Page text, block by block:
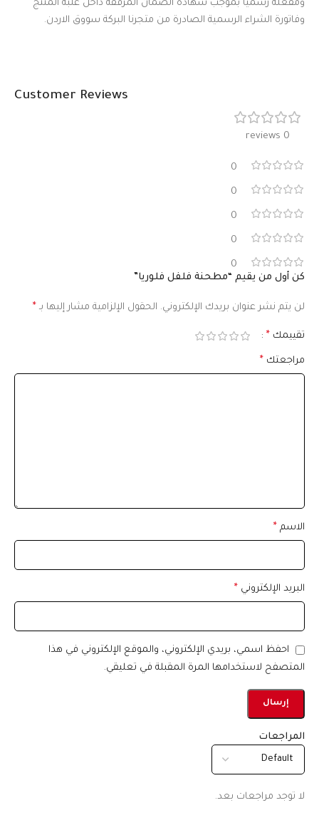
ومفعلة رسمياً بموجب شهادة الضمان المرفقة داخل علبة المنتج
وفاتورة الشراء الرسمية الصادرة من متجرنا البركة سووق الاردن.
Customer Reviews
0 reviews
0
0
0
0
0
المراجعات
لا توجد مراجعات بعد.
كن أول من يقيم “مطحنة فلفل فلوريا”
لن يتم نشر عنوان بريدك الإلكتروني. الحقول الإلزامية مشار إليها بـ *
تقييمك *
مراجعتك *
الاسم *
البريد الإلكتروني *
احفظ اسمي، بريدي الإلكتروني، والموقع الإلكتروني في هذا
المتصفح لاستخدامها المرة المقبلة في تعليقي.